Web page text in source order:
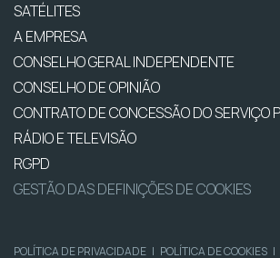
SATÉLITES
A EMPRESA
CONSELHO GERAL INDEPENDENTE
CONSELHO DE OPINIÃO
CONTRATO DE CONCESSÃO DO SERVIÇO
RÁDIO E TELEVISÃO
RGPD
GESTÃO DAS DEFINIÇÕES DE COOKIES
POLÍTICA DE PRIVACIDADE | POLÍTICA DE COOKIES |